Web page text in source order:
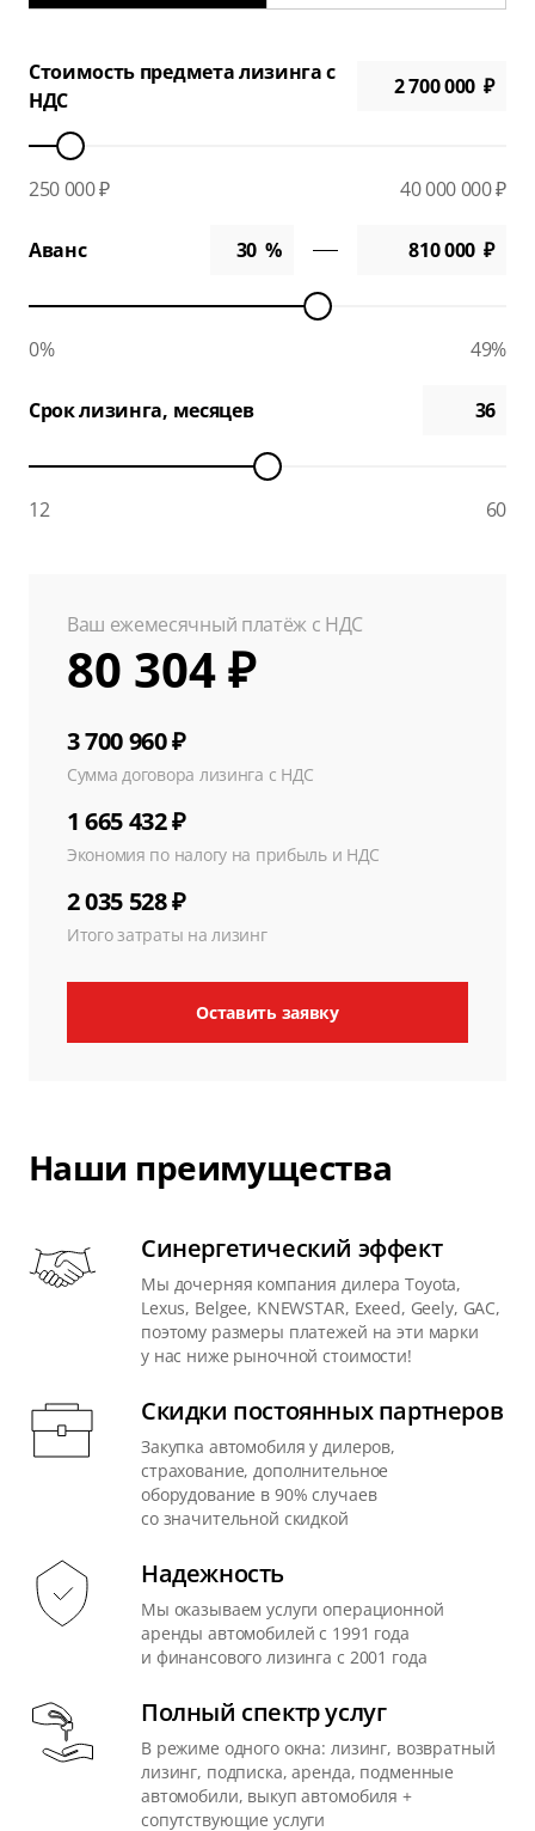
Стоимость предмета лизинга с
НДС
250 000 ₽ 40 000 000 ₽
Аванс
0% 49%
Срок лизинга, месяцев
12 60
Ваш ежемесячный платёж с НДС
80 304 ₽
3 700 960 ₽
Сумма договора лизинга с НДС
1 665 432 ₽
Экономия по налогу на прибыль и НДС
2 035 528 ₽
Итого затраты на лизинг
Оставить заявку
Наши преимущества
Синергетический эффект
Мы дочерняя компания дилера Toyota,
Lexus, Belgee, KNEWSTAR, Exeed, Geely, GAC,
поэтому размеры платежей на эти марки
у нас ниже рыночной стоимости!
Скидки постоянных партнеров
Закупка автомобиля у дилеров,
страхование, дополнительное
оборудование в 90% случаев
со значительной скидкой
Надежность
Мы оказываем услуги операционной
аренды автомобилей с 1991 года
и финансового лизинга с 2001 года
Полный спектр услуг
В режиме одного окна: лизинг, возвратный
лизинг, подписка, аренда, подменные
автомобили, выкуп автомобиля +
сопутствующие услуги